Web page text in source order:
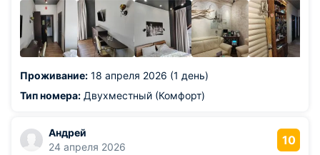
Проживание: 18 апреля 2026 (1 день)
Тип номера: Двухместный (Комфорт)
Андрей
24 апреля 2026
10